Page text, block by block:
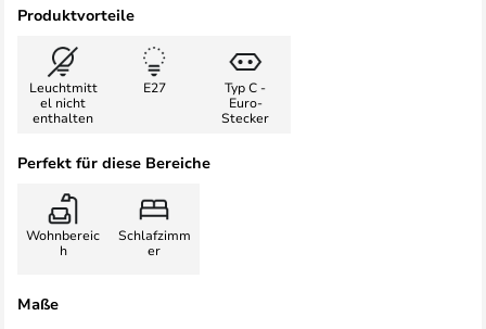
Produktvorteile
Leuchtmitt
el nicht
enthalten
E27
Typ C -
Euro-
Stecker
Perfekt für diese Bereiche
Wohnbereic
h
Schlafzimm
er
Maße